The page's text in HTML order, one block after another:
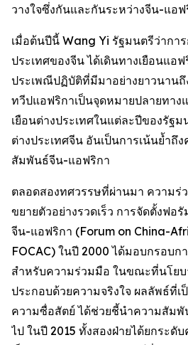
วางใจซึ่งกันและกันระหว่างจีน-แอฟ
เมื่อต้นปีนี้ Wang Yi รัฐมนตรีว่ากา
ประเทศของจีน ได้เดินทางเยือนแอ
ประเพณีปฏิบัติที่มีมาอย่างยาวนานถึ
ทวีปแอฟริกาเป็นจุดหมายปลายทาง
เยือนต่างประเทศในแต่ละปีของรัฐ
ต่างประเทศจีน อันเป็นการเน้นย้ำ
สัมพันธ์จีน-แอฟริกา
ตลอดสองทศวรรษที่ผ่านมา ความร่
ขยายตัวอย่างรวดเร็ว การจัดตั้งฟอ
จีน-แอฟริกา (Forum on China-
FOCAC) ในปี 2000 ได้มอบกรอบก
สำหรับความร่วมมือ ในขณะที่นโย
ประกอบด้วยความจริงใจ ผลลัพธ์ที่
ความซื่อสัตย์ ได้ช่วยชี้นำความสัม
ไป ในปี 2015 ทั้งสองฝ่ายได้ยกระ